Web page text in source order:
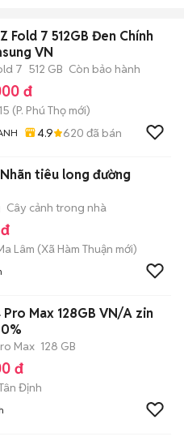
Fold 7 512GB Đen Chính
VN
7 512 GB Còn bảo hành
đ
(P. Phú Thọ mới)
4.9 620 đã bán
tiêu long đường
Cây cảnh trong nhà
Lâm (Xã Hàm Thuận mới)
Pro Max 128GB VN/A zin
100%
Max 128 GB
đ
Định